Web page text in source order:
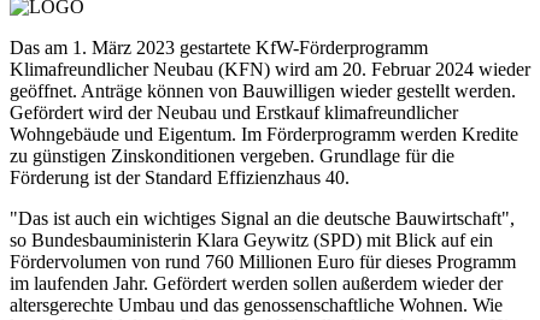
Das am 1. März 2023 gestartete KfW-Förderprogramm
Klimafreundlicher Neubau (KFN) wird am 20. Februar 2024 wieder
geöffnet. Anträge können von Bauwilligen wieder gestellt werden.
Gefördert wird der Neubau und Erstkauf klimafreundlicher
Wohngebäude und Eigentum. Im Förderprogramm werden Kredite
zu günstigen Zinskonditionen vergeben. Grundlage für die
Förderung ist der Standard Effizienzhaus 40.
"Das ist auch ein wichtiges Signal an die deutsche Bauwirtschaft",
so Bundesbauministerin Klara Geywitz (SPD) mit Blick auf ein
Fördervolumen von rund 760 Millionen Euro für dieses Programm
im laufenden Jahr. Gefördert werden sollen außerdem wieder der
altersgerechte Umbau und das genossenschaftliche Wohnen. Wie